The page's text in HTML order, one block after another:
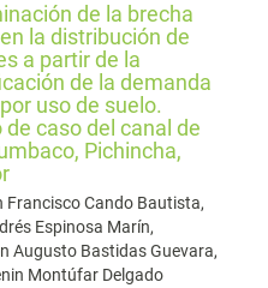
de la brecha
la distribución de
a partir de la
de la demanda
uso de suelo.
de caso del canal de
Pichincha,
Francisco Cando Bautista,
Espinosa Marín,
Augusto Bastidas Guevara,
Montúfar Delgado